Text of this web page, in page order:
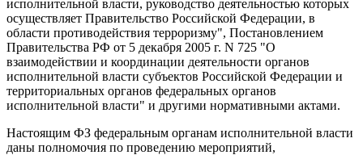
исполнительной власти, руководство деятельностью которых
осуществляет Правительство Российской Федерации, в
области противодействия терроризму", Постановлением
Правительства РФ от 5 декабря 2005 г. N 725 "О
взаимодействии и координации деятельности органов
исполнительной власти субъектов Российской Федерации и
территориальных органов федеральных органов
исполнительной власти" и другими нормативными актами.
Настоящим ФЗ федеральным органам исполнительной власти
даны полномочия по проведению мероприятий,